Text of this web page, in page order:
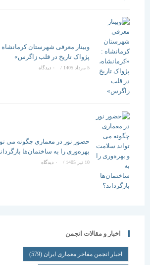
وبینار معرفی شهرستان کرمانشاه :
پژواک تاریخ در قلب زاگرس»
5 مرداد 1405 / ۰ دیدگاه
حضور نور در معماری چگونه می تواند
بهره‌وری را به ساختمان‌ها بازگرداند؟
/ ۰ دیدگاه
اخبار و مقالات انجمن
اخبار انجمن مفاخر معماری ایران (579)